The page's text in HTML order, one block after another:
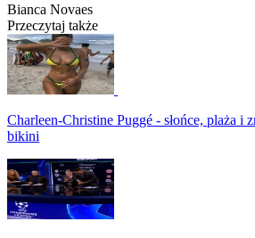
Bianca Novaes
Przeczytaj także
Charleen-Christine Puggé - słońce, plaża i
bikini